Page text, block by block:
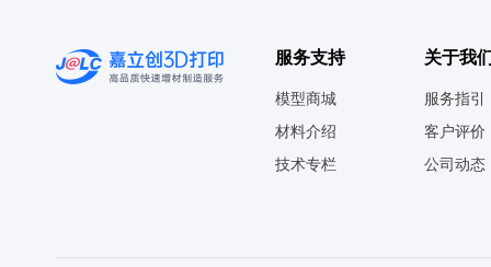
服务支持
模型商城
材料介绍
技术专栏
关于我
服务指引
客户评价
公司动态